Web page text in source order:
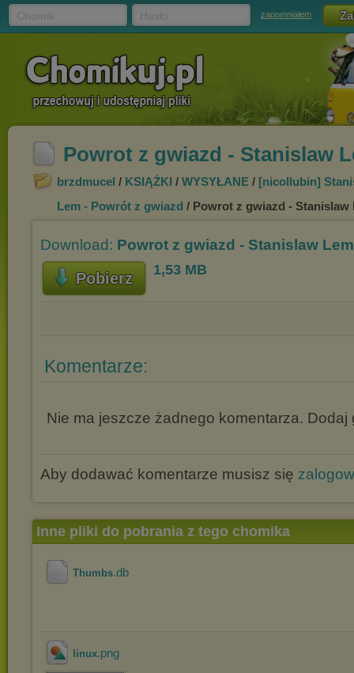
zapomniałem
Powrot z gwiazd - Stanislaw
brzdmucel / KSIĄŻKI / WYSYŁANE / [nicollubin]
Lem - Powrót z gwiazd / Powrot z gwiazd - Stanislaw
Download: Powrot z gwiazd - Stanislaw
Pobierz 1,53 MB
Komentarze:
Nie ma jeszcze żadnego komentarza. Dodaj
Aby dodawać komentarze musisz się
Inne pliki do pobrania z tego chomika
Thumbs.db
linux.png